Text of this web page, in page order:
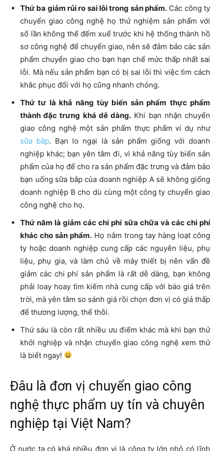
Thứ ba giảm rủi ro sai lỗi trong sản phẩm. Các công ty
chuyển giao công nghệ họ thử nghiệm sản phẩm với
số lần không thể đếm xuể trước khi hệ thống thành hồ
sơ công nghệ để chuyển giao, nên sẽ đảm bảo các sản
phẩm chuyển giao cho bạn hạn chế mức thấp nhất sai
lỗi. Mà nếu sản phẩm bạn có bị sai lỗi thì việc tìm cách
khắc phục đối với họ cũng nhanh chóng.
Thứ tư là khả năng tùy biến sản phẩm thực phẩm
thành đặc trưng khá dễ dàng. Khi bạn nhận chuyển
giao công nghệ một sản phẩm thực phẩm ví dụ như
sữa bắp. Bạn lo ngại là sản phẩm giống với doanh
nghiệp khác; bạn yên tâm đi, vì khả năng tùy biến sản
phẩm của họ để cho ra sản phẩm đặc trưng và đảm bảo
bạn uống sữa bắp của doanh nghiệp A sẽ không giống
doanh nghiệp B cho dù cùng một công ty chuyển giao
công nghệ cho họ.
Thứ năm là giảm các chi phí sữa chữa và các chi phí
khác cho sản phẩm. Họ nắm trong tay hàng loạt công
ty hoặc doanh nghiệp cung cấp các nguyên liệu, phụ
liệu, phụ gia, và làm chủ về máy thiết bị nên vấn đề
giảm các chi phí sản phẩm là rất dễ dàng, bạn không
phải loay hoay tìm kiếm nhà cung cấp với báo giá trên
trời, mà yên tâm so sánh giá rồi chọn đơn vị có giá thấp
để thương lượng, thế thôi.
Thứ sáu là còn rất nhiều ưu điểm khác mà khi bạn thử
khởi nghiệp và nhận chuyển giao công nghệ xem thử
là biết ngay!
Đâu là đơn vị chuyển giao công
nghệ thực phẩm uy tín và chuyên
nghiệp tại Việt Nam?
Ở nước ta có khá nhiều đơn vị là công ty lớn nhỏ có lĩnh